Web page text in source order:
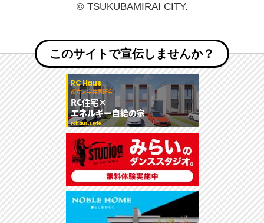
© TSUKUBAMIRAI CITY.
このサイトで宣伝しませんか？